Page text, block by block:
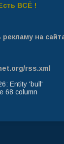
ВСЁ !
рекламу на
rss.xml
Entity 'bull'
68 column